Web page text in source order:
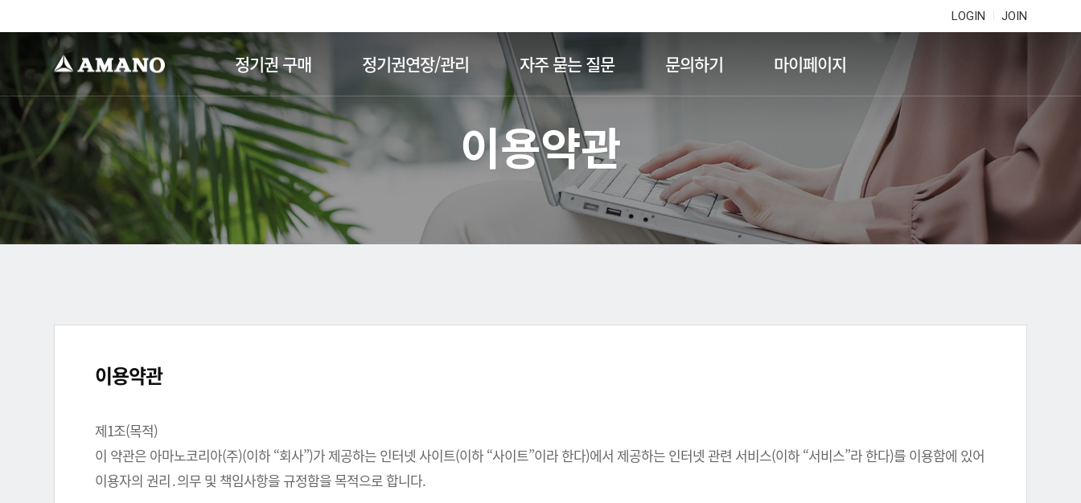
LOGIN JOIN
정기권 구매 정기권연장/관리 자주 묻는 질문 문의하기 마이페이지
이용약관
이용약관
제1조(목적)
이 약관은 아마노코리아(주)(이하 “회사”)가 제공하는 인터넷 사이트(이하 “사이트”이라 한다)에서 제공하는 인터넷 관련 서비스(이하 “서비스”라 한다)를 이용함에 있어
이용자의 권리․의무 및 책임사항을 규정함을 목적으로 합니다.